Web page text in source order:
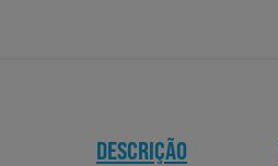
DESCRIÇÃO